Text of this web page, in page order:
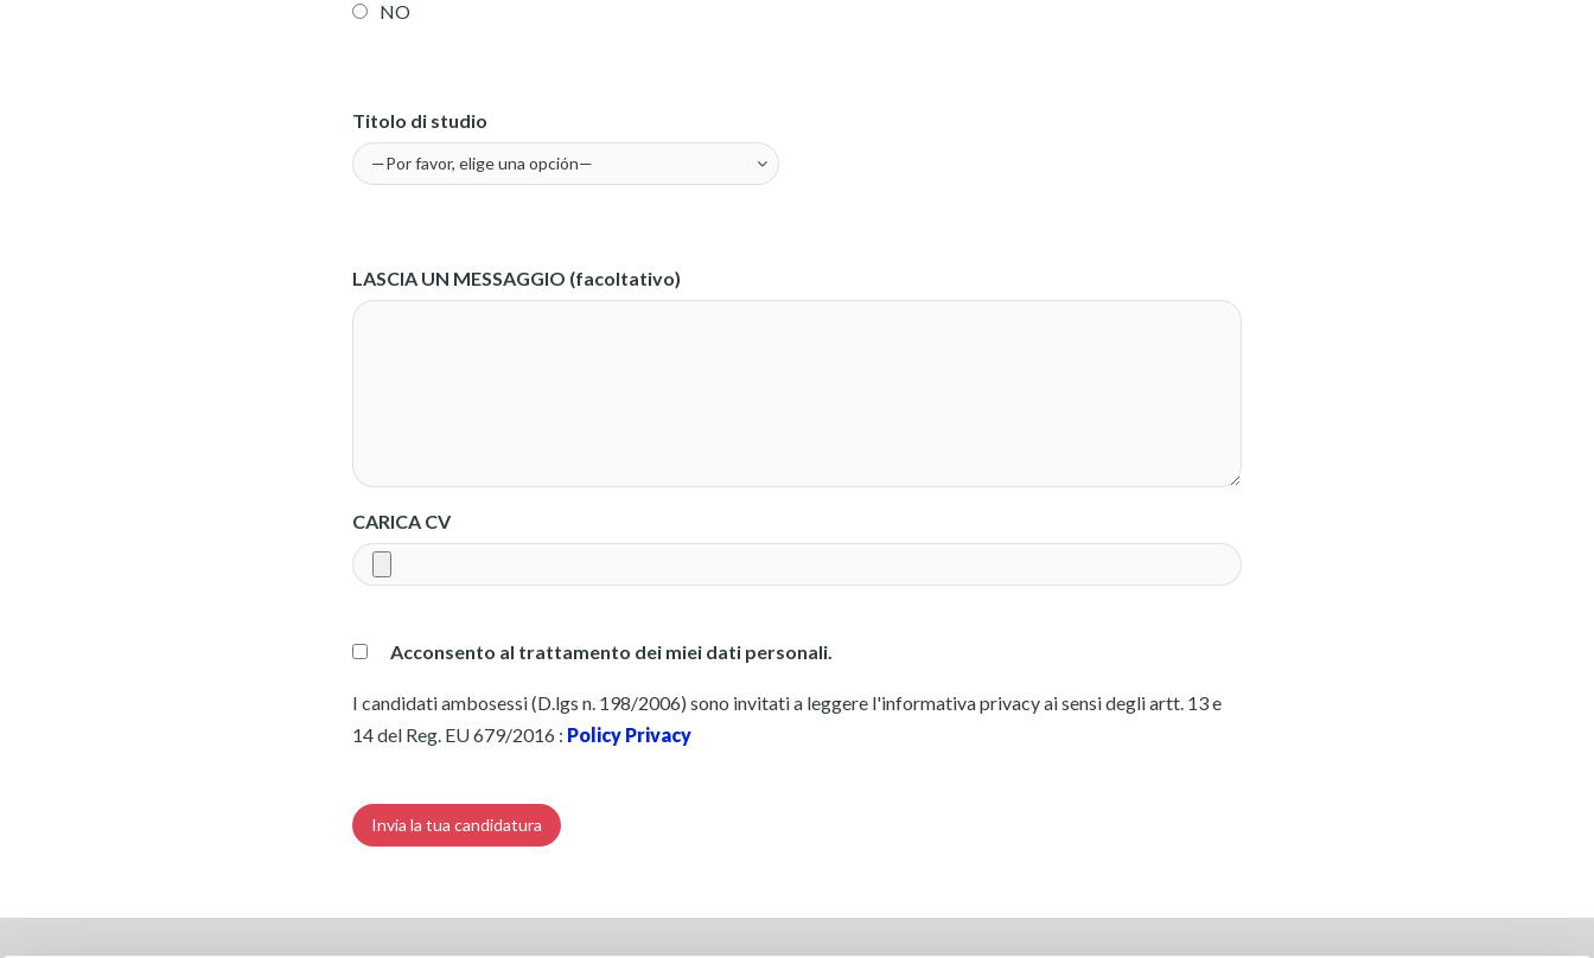
NO
Titolo di studio
LASCIA UN MESSAGGIO (facoltativo)
CARICA CV
Acconsento al trattamento dei miei dati personali.
I candidati ambosessi (D.lgs n. 198/2006) sono invitati a leggere l'informativa privacy ai sensi degli artt. 13 e
14 del Reg. EU 679/2016 : Policy Privacy